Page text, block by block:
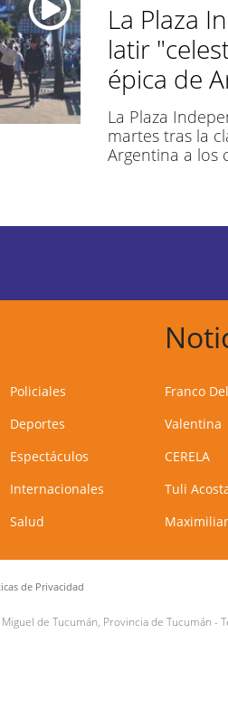
La Plaza
latir
épica de
La Plaza
martes tras la
Argentina a los
Policiales
Deportes
Espectáculos
Internacionales
Salud
Franco
Valentina
CERELA
Tuli
de Privacidad
de Tucumán, Provincia de Tucumán -